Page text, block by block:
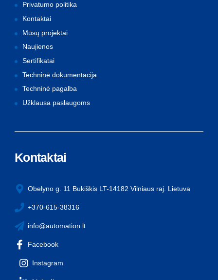
Privatumo politika
Kontaktai
Mūsų projektai
Naujienos
Sertifikatai
Techninė dokumentacija
Techninė pagalba
Užklausa paslaugoms
Kontaktai
Obelyno g. 11 Bukiškis LT-14182 Vilniaus raj. Lietuva
+370-615-38316
info@automation.lt
Facebook
Instagram